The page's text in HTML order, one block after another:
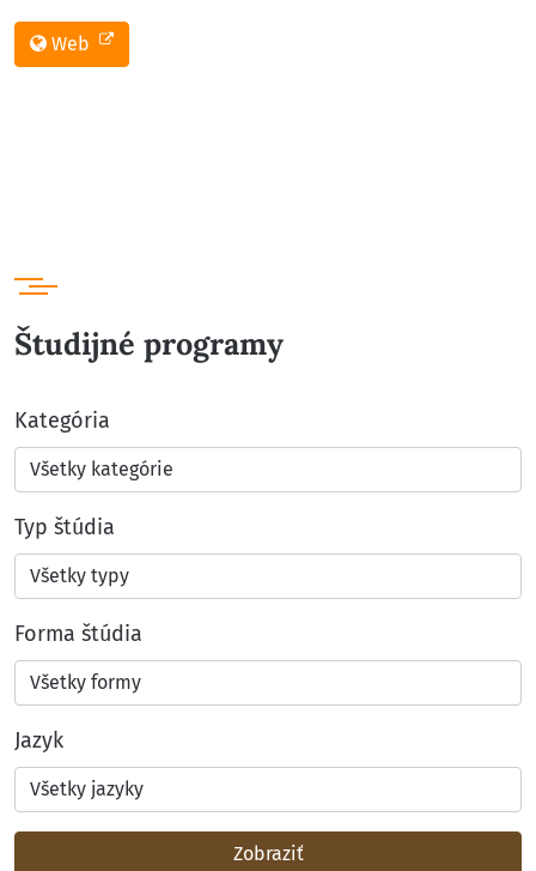
Web
Študijné programy
Kategória
Typ štúdia
Forma štúdia
Jazyk
Zobraziť